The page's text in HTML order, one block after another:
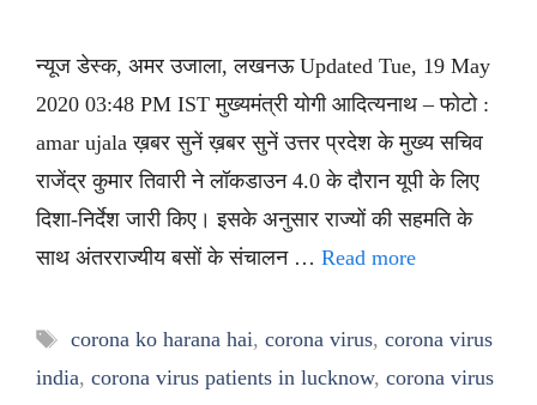
न्यूज डेस्क, अमर उजाला, लखनऊ Updated Tue, 19 May
2020 03:48 PM IST मुख्यमंत्री योगी आदित्यनाथ – फोटो :
amar ujala ख़बर सुनें ख़बर सुनें उत्तर प्रदेश के मुख्य सचिव
राजेंद्र कुमार तिवारी ने लॉकडाउन 4.0 के दौरान यूपी के लिए
दिशा-निर्देश जारी किए। इसके अनुसार राज्यों की सहमति के
साथ अंतरराज्यीय बसों के संचालन … Read more
Tags
corona ko harana hai, corona virus, corona virus
india, corona virus patients in lucknow, corona virus